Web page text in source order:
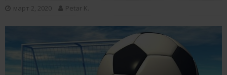
март 2, 2020 Petar K.